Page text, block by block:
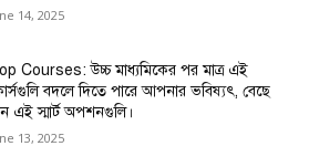
14, 2025
Courses: উচ্চ মাধ্যমিকের পর মাত্র এই
বদলে দিতে পারে আপনার ভবিষ্যৎ, বেছে
এই স্মার্ট অপশনগুলি।
13, 2025